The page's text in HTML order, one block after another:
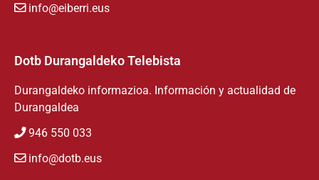
info@eiberri.eus
Dotb Durangaldeko Telebista
Durangaldeko informazioa. Información y actualidad de
Durangaldea
946 550 033
info@dotb.eus